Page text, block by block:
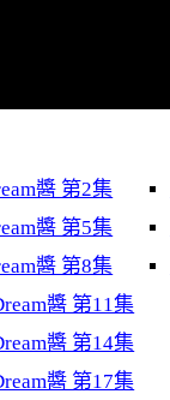
醬 第2集
醬 第5集
醬 第8集
醬 第11集
醬 第14集
醬 第17集